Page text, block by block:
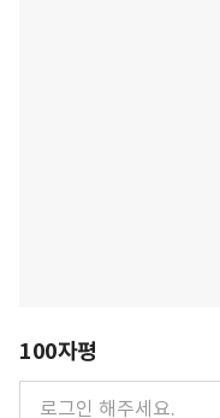
100자평